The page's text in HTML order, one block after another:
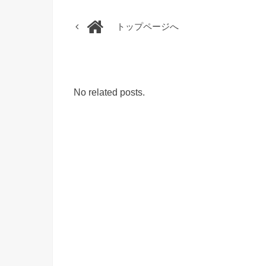
トップページへ
No related posts.